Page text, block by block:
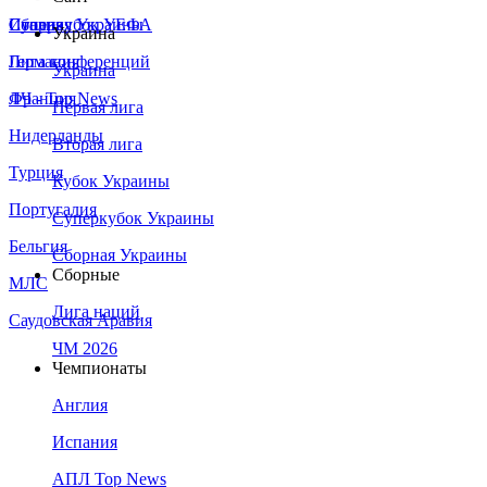
Сборная Украины
Италия
Германия
Франция
Нидерланды
Турция
Португалия
Бельгия
МЛС
Саудовская Аравия
Суперкубок УЕФА
Лига конференций
ЛЧ - Top News
Украина
Украина
Первая лига
Вторая лига
Кубок Украины
Суперкубок Украины
Сборная Украины
Сборные
Лига наций
ЧМ 2026
Чемпионаты
Англия
Испания
АПЛ Top News